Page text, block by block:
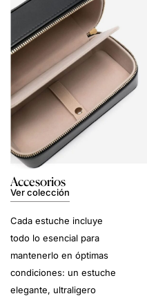
Accesorios
Ver colección
Cada estuche incluye
todo lo esencial para
mantenerlo en óptimas
condiciones: un estuche
elegante, ultraligero